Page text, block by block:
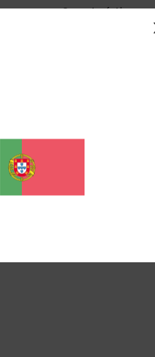
Características
Colarinho de
Costura com
Envio&